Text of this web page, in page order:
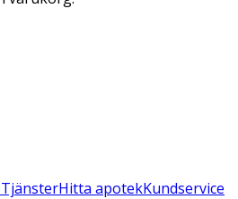
TjänsterHitta apotekKundservice